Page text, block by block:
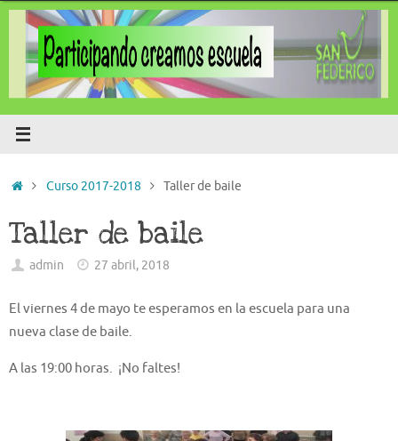
Saltar
contenido
InicioCurso 2017-2018 Taller de baile
Taller de baile
admin 27 abril, 2018
El viernes 4 de mayo te esperamos en la escuela para una
nueva clase de baile.
A las 19:00 horas. ¡No faltes!